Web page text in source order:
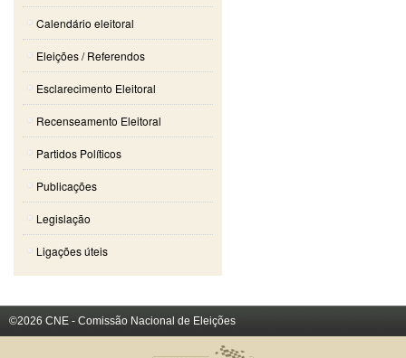
Calendário eleitoral
Eleições / Referendos
Esclarecimento Eleitoral
Recenseamento Eleitoral
Partidos Políticos
Publicações
Legislação
Ligações úteis
©2026 CNE - Comissão Nacional de Eleições